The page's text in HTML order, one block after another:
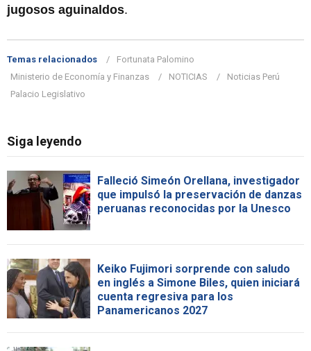
jugosos aguinaldos.
Temas relacionados
Fortunata Palomino
Ministerio de Economía y Finanzas
NOTICIAS
Noticias Perú
Palacio Legislativo
Siga leyendo
Falleció Simeón Orellana, investigador
que impulsó la preservación de danzas
peruanas reconocidas por la Unesco
Keiko Fujimori sorprende con saludo
en inglés a Simone Biles, quien iniciará
cuenta regresiva para los
Panamericanos 2027